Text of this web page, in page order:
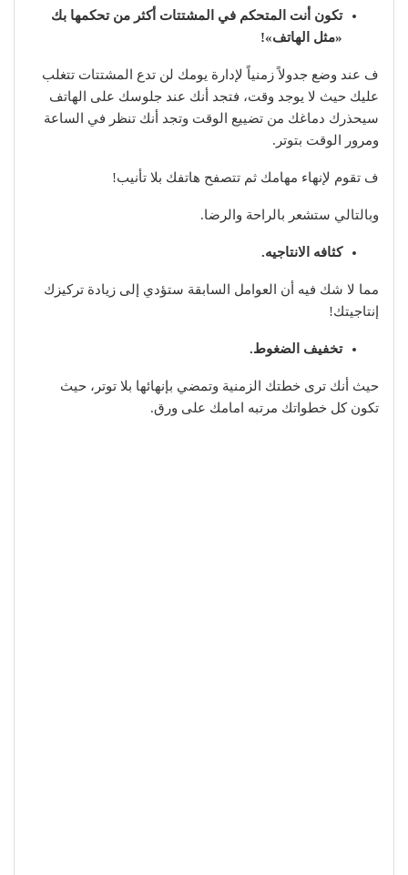
تكون أنت المتحكم في المشتتات أكثر من تحكمها بك
«مثل الهاتف»!
ف عند وضع جدولاً زمنياً لإدارة يومك لن تدع المشتتات تتغلب
عليك حيث لا يوجد وقت، فتجد أنك عند جلوسك على الهاتف
سيحذرك دماغك من تضييع الوقت وتجد أنك تنظر في الساعة
ومرور الوقت بتوتر.
ف تقوم لإنهاء مهامك ثم تتصفح هاتفك بلا تأنيب!
وبالتالي ستشعر بالراحة والرضا.
كثافه الانتاجيه.
مما لا شك فيه أن العوامل السابقة ستؤدي إلى زيادة تركيزك
إنتاجيتك!
تخفيف الضغوط.
حيث أنك ترى خطتك الزمنية وتمضي بإنهائها بلا توتر، حيث
تكون كل خطواتك مرتبه امامك على ورق.